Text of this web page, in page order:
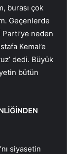
burası çok
Geçenlerde
Parti’ye neden
Kemal’e
dedi. Büyük
bütün
siyasetin